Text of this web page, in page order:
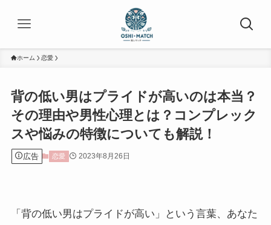
ホーム 恋愛
背の低い男はプライドが高いのは本当？
その理由や男性心理とは？コンプレック
スや悩みの特徴についても解説！
広告 恋愛 2023年8月26日
「背の低い男はプライドが高い」という言葉、あなた